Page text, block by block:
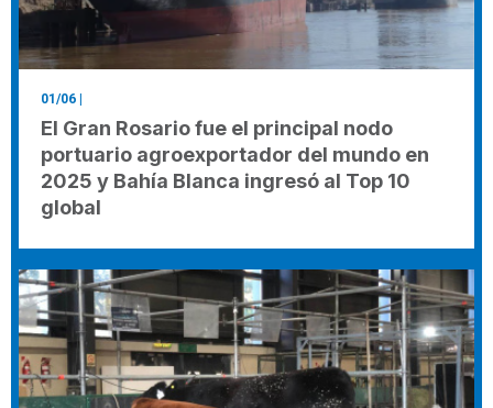
01/06 |
El Gran Rosario fue el principal nodo
portuario agroexportador del mundo en
2025 y Bahía Blanca ingresó al Top 10
global